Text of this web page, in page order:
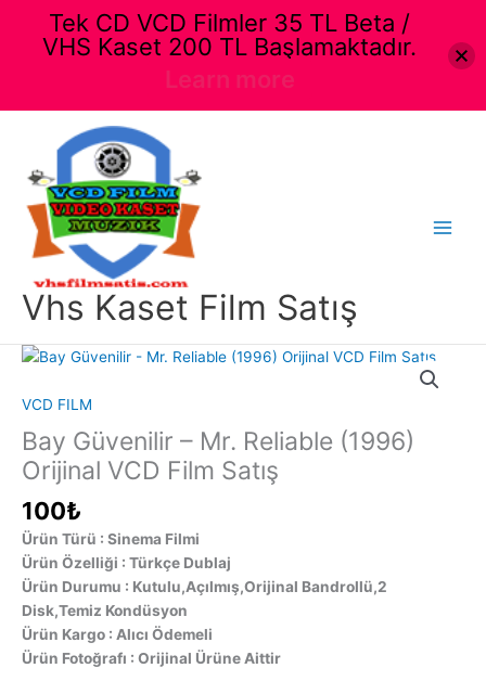
Vhs Kaset Film Satış
VCD FILM
Bay Güvenilir – Mr. Reliable (1996)
Orijinal VCD Film Satış
100₺
Ürün Türü : Sinema Filmi
Ürün Özelliği : Türkçe Dublaj
Ürün Durumu : Kutulu,Açılmış,Orijinal Bandrollü,2
Disk,Temiz Kondüsyon
Ürün Kargo : Alıcı Ödemeli
Ürün Fotoğrafı : Orijinal Ürüne Aittir
Tek CD VCD Filmler 35 TL Beta /
VHS Kaset 200 TL Başlamaktadır.
Learn more